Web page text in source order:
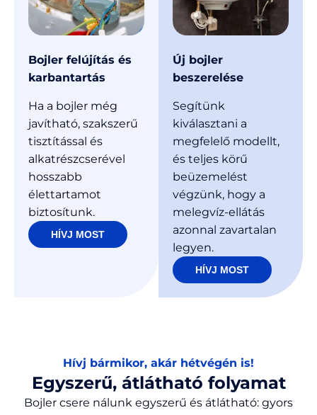
Bojler felújítás és
karbantartás
Ha a bojler még
javítható, szakszerű
tisztítással és
alkatrészcserével
hosszabb
élettartamot
biztosítunk.
HÍVJ MOST
Új bojler
beszerelése
Segítünk
kiválasztani a
megfelelő modellt,
és teljes körű
beüzemelést
végzünk, hogy a
melegvíz-ellátás
azonnal zavartalan
legyen.
HÍVJ MOST
Hívj bármikor, akár hétvégén is!
Egyszerű, átlátható folyamat
Bojler csere nálunk egyszerű és átlátható: gyors